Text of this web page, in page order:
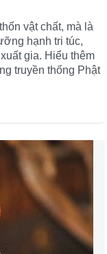
vật chất, mà là
hạnh tri túc,
gia. Hiểu thêm
truyền thống Phật